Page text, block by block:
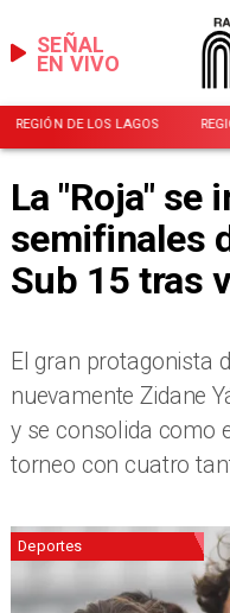
EN VIVO
SEÑAL
REGIÓN DE LOS LAGOS
La "Roja" se
semifinales
Sub 15 tras
​El gran protagonista
nuevamente Zidane
y se consolida como
torneo con cuatro
Deportes